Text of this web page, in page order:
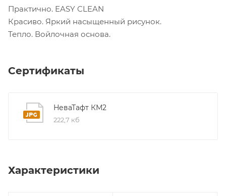
Практично. EASY CLEAN
Красиво. Яркий насыщенный рисунок.
Тепло. Войлочная основа.
Сертификаты
НеваТафт КМ2
222,7 кб
Характеристики